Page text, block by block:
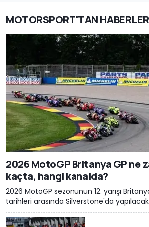
MOTORSPORT'TAN HABERLER
2026 MotoGP Britanya GP ne
kaçta, hangi kanalda?
2026 MotoGP sezonunun 12. yarışı
tarihleri arasında Silverstone'da yapılacak.